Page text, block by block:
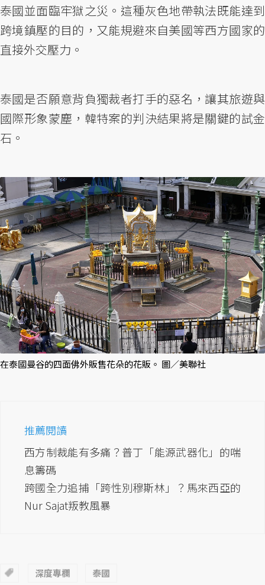
泰國並面臨牢獄之災。這種灰色地帶執法既能達到
跨境鎮壓的目的，又能規避來自美國等西方國家的
直接外交壓力。
泰國是否願意背負獨裁者打手的惡名，讓其旅遊與
國際形象蒙塵，韓特案的判決結果將是關鍵的試金
石。
在泰國曼谷的四面佛外販售花朵的花販。 圖／美聯社
推薦閱讀
西方制裁能有多痛？普丁「能源武器化」的喘
息籌碼
跨國全力追捕「跨性別穆斯林」？馬來西亞的
Nur Sajat叛教風暴
深度專欄 泰國